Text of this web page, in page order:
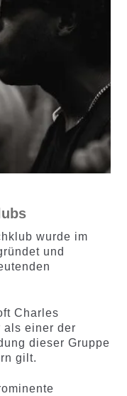
wurde im
und
Charles
als einer der
dieser Gruppe
gilt.